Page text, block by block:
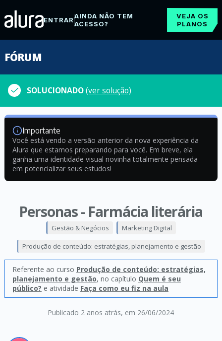
ENTRARAINDA NÃO TEM
ACESSO?
VEJA OS
PLANOS
FÓRUM
SOLUCIONADO(ver solução)
Importante
Você está vendo a versão anterior da nova experiência da
Alura que estamos preparando para você. Em breve, ela
ganha uma identidade visual novinha totalmente pensada
em potencializar seus estudos!
Personas - Farmácia literária
Publicado 2 anos atrás, em 26/06/2024
Gestão & Negócios Marketing Digital
Produção de conteúdo: estratégias, planejamento e gestão
Referente ao curso Produção de conteúdo: estratégias,
planejamento e gestão, no capítulo Quem é seu
público? e atividade Faça como eu fiz na aula